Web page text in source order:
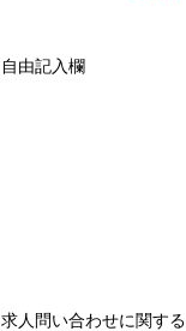
自由記入欄
求人問い合わせに関する